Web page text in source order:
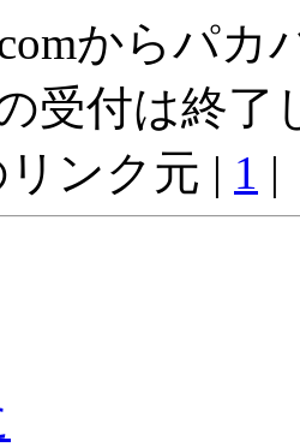
からパ
受付は終了
ンク元 | 1 |